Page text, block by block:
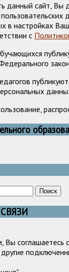
данный сайт, Вы
в настройках
с
Вы